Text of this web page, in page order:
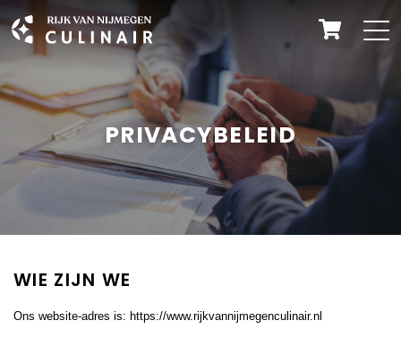
PRIVACYBELEID
WIE ZIJN WE
Ons website-adres is: https://www.rijkvannijmegenculinair.nl